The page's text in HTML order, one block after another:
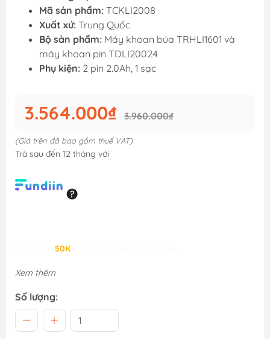
Mã sản phẩm: TCKLI2008
Xuất xứ: Trung Quốc
Bộ sản phẩm: Máy khoan búa TRHLI1601 và
máy khoan pin TDLI20024
Phụ kiện: 2 pin 2.0Ah, 1 sạc
3.564.000₫ 3.960.000₫
(Giá trên đã bao gồm thuế VAT)
Trả sau đến 12 tháng với
50K
Xem thêm
Số lượng: